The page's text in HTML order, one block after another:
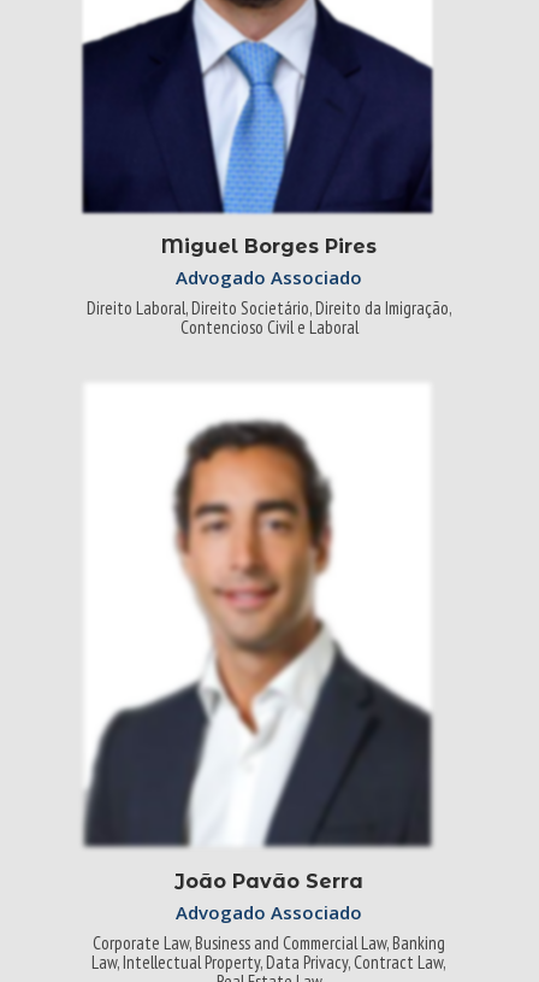
Miguel Borges Pires
Advogado Associado
Direito Laboral, Direito Societário, Direito da Imigração,
Contencioso Civil e Laboral
João Pavão Serra
Advogado Associado
Corporate Law, Business and Commercial Law, Banking
Law, Intellectual Property, Data Privacy, Contract Law,